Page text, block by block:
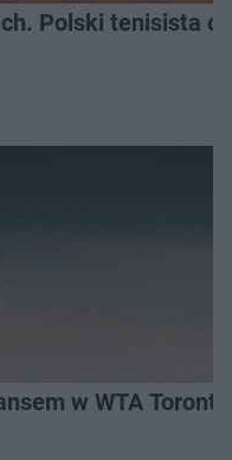
Polski tenisista
w WTA